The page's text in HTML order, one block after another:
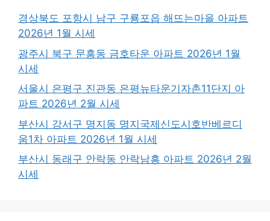
경상북도 포항시 남구 구룡포읍 해뜨는마을 아파트
2026년 1월 시세
광주시 북구 문흥동 금호타운 아파트 2026년 1월
시세
서울시 은평구 진관동 은평뉴타운기자촌11단지 아
파트 2026년 2월 시세
부산시 강서구 명지동 명지국제신도시호반베르디
움1차 아파트 2026년 1월 시세
부산시 동래구 안락동 안락남흥 아파트 2026년 2월
시세